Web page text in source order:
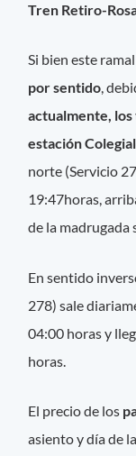
Tren Retiro-
Si bien este
por sentido,
actualmente,
estación
norte (Servicio
19:47horas,
de la madrugada
En sentido
278) sale
04:00 horas y
horas.
El precio de los
asiento y día de